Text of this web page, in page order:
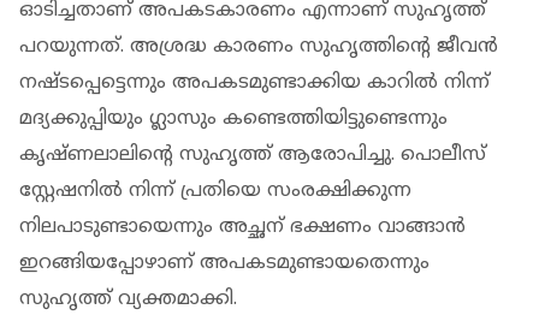
ഓടിച്ചതാണ് അപകടകാരണം എന്നാണ് സുഹൃത്ത്
പറയുന്നത്. അശ്രദ്ധ കാരണം സുഹൃത്തിന്റെ ജീവന്‍
നഷ്ടപ്പെട്ടെന്നും അപകടമുണ്ടാക്കിയ കാറില്‍ നിന്ന്
മദ്യക്കുപ്പിയും ഗ്ലാസും കണ്ടെത്തിയിട്ടുണ്ടെന്നും
കൃഷ്ണലാലിന്റെ സുഹൃത്ത് ആരോപിച്ചു. പൊലീസ്
സ്റ്റേഷനില്‍ നിന്ന് പ്രതിയെ സംരക്ഷിക്കുന്ന
നിലപാടുണ്ടായെന്നും അച്ഛന് ഭക്ഷണം വാങ്ങാന്‍
ഇറങ്ങിയപ്പോഴാണ് അപകടമുണ്ടായതെന്നും
സുഹൃത്ത് വ്യക്തമാക്കി.